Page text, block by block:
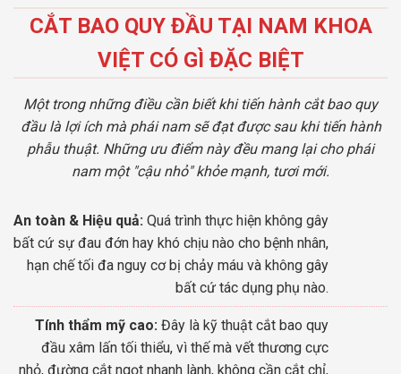
CẮT BAO QUY ĐẦU TẠI NAM KHOA
VIỆT CÓ GÌ ĐẶC BIỆT
Một trong những điều cần biết khi tiến hành cắt bao quy
đầu là lợi ích mà phái nam sẽ đạt được sau khi tiến hành
phẫu thuật. Những ưu điểm này đều mang lại cho phái
nam một "cậu nhỏ" khỏe mạnh, tươi mới.
An toàn & Hiệu quả: Quá trình thực hiện không gây
bất cứ sự đau đớn hay khó chịu nào cho bệnh nhân,
hạn chế tối đa nguy cơ bị chảy máu và không gây
bất cứ tác dụng phụ nào.
Tính thẩm mỹ cao: Đây là kỹ thuật cắt bao quy
đầu xâm lấn tối thiểu, vì thế mà vết thương cực
nhỏ, đường cắt ngọt nhanh lành, không cần cắt chỉ,